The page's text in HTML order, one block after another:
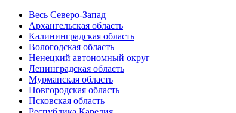
Весь Северо-Запад
Архангельская область
Калининградская область
Вологодская область
Ненецкий автономный округ
Ленинградская область
Мурманская область
Новгородская область
Псковская область